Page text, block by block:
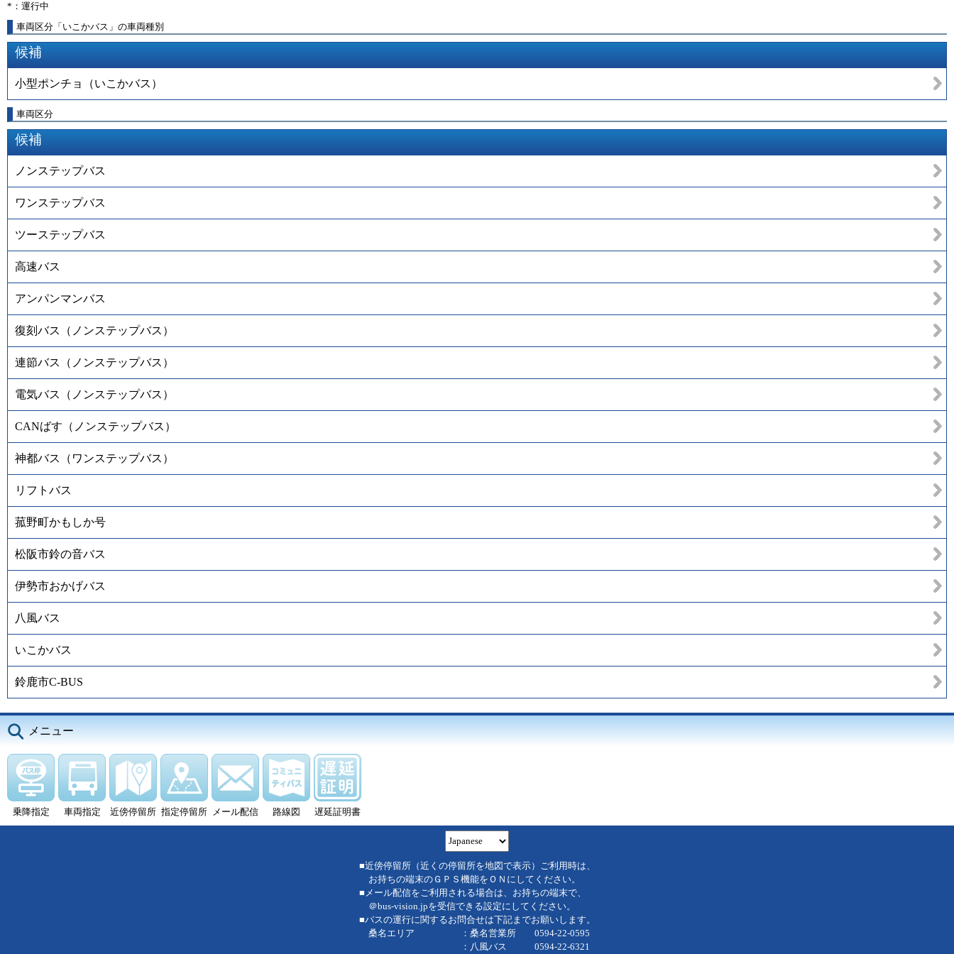
*：運行中
車両区分「いこかバス」の車両種別
候補
小型ポンチョ（いこかバス）
車両区分
候補
ノンステップバス
ワンステップバス
ツーステップバス
高速バス
アンパンマンバス
復刻バス（ノンステップバス）
連節バス（ノンステップバス）
電気バス（ノンステップバス）
CANばす（ノンステップバス）
神都バス（ワンステップバス）
リフトバス
菰野町かもしか号
松阪市鈴の音バス
伊勢市おかげバス
八風バス
いこかバス
鈴鹿市C-BUS
メニュー
乗降指定 車両指定 近傍停留所 指定停留所 メール配信 路線図 遅延証明書
■近傍停留所（近くの停留所を地図で表示）ご利用時は、
お持ちの端末のＧＰＳ機能をＯＮにしてください。
■メール配信をご利用される場合は、お持ちの端末で、
＠bus-vision.jpを受信できる設定にしてください。
■バスの運行に関するお問合せは下記までお願いします。
桑名エリア ：桑名営業所 0594-22-0595
：八風バス 0594-22-6321